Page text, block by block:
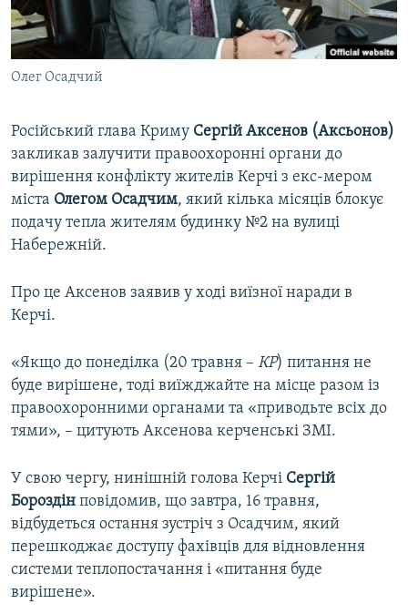
ВІДЕОУРОКИ «ELIFBE»
СВІДЧЕННЯ ОКУПАЦІЇ
УКРАЇНСЬКА ПРОБЛЕМА КРИМУ
Русский
Qırımtatar
Усі сайти RFE/RL
Олег Осадчий
Російський глава Криму Сергій Аксенов (Аксьонов)
закликав залучити правоохоронні органи до
вирішення конфлікту жителів Керчі з екс-мером
міста Олегом Осадчим, який кілька місяців блокує
подачу тепла жителям будинку №2 на вулиці
Набережній.
Про це Аксенов заявив у ході виїзної наради в
Керчі.
«Якщо до понеділка (20 травня – КР) питання не
буде вирішене, тоді виїжджайте на місце разом із
правоохоронними органами та «приводьте всіх до
тями», – цитують Аксенова керченські ЗМІ.
У свою чергу, нинішній голова Керчі Сергій
Бороздін повідомив, що завтра, 16 травня,
відбудеться остання зустріч з Осадчим, який
перешкоджає доступу фахівців для відновлення
системи теплопостачання і «питання буде
вирішене».